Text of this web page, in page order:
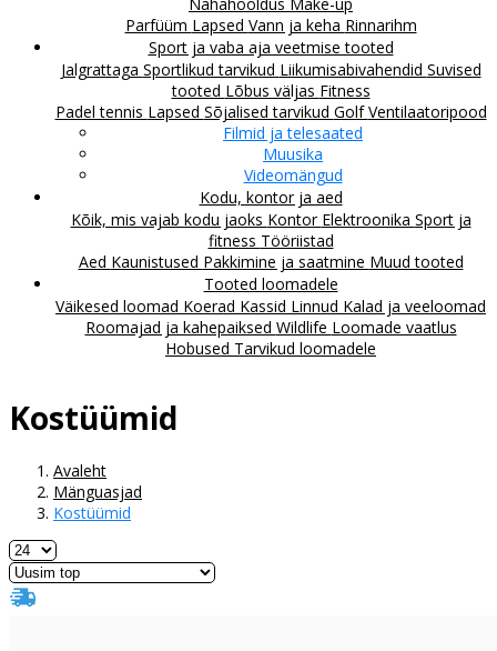
Parfüüm Lapsed Vann ja keha Rinnarihm
Sport ja vaba aja veetmise tooted
Jalgrattaga Sportlikud tarvikud Liikumisabivahendid Suvised
tooted Lõbus väljas Fitness
Padel tennis Lapsed Sõjalised tarvikud GolfVentilaatoripood
Filmid ja telesaated
Muusika
Videomängud
Kodu, kontor ja aed
Kõik, mis vajab kodu jaoks Kontor Elektroonika Sport ja
fitness Tööriistad
Aed Kaunistused Pakkimine ja saatmine Muud tooted
Tooted loomadele
Väikesed loomad Koerad Kassid Linnud Kalad ja veeloomad
Roomajad ja kahepaiksed Wildlife Loomade vaatlus
Hobused Tarvikud loomadele
Kostüümid
Avaleht
Mänguasjad
Kostüümid